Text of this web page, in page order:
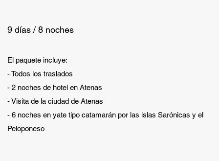
9 días / 8 noches
El paquete incluye:
- Todos los traslados
- 2 noches de hotel en Atenas
- Visita de la ciudad de Atenas
- 6 noches en yate tipo catamarán por las islas Sarónicas y el
Peloponeso